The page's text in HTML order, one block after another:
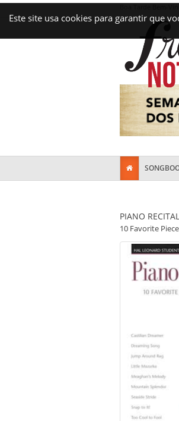
Este site usa cookies para garantir que
PIANO
10 Favorite